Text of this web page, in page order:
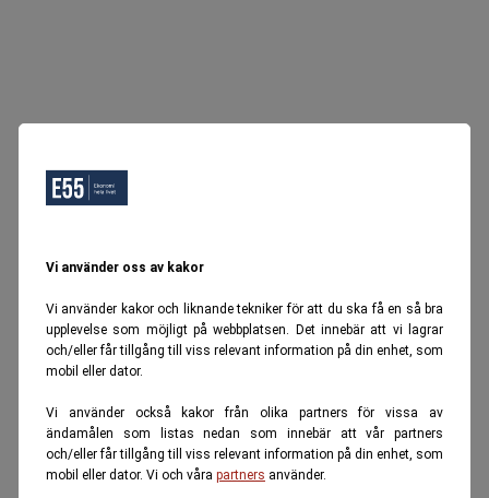
Vi använder oss av kakor
Vi använder kakor och liknande tekniker för att du ska få en så bra
upplevelse som möjligt på webbplatsen. Det innebär att vi lagrar
och/eller får tillgång till viss relevant information på din enhet, som
mobil eller dator.
Vi använder också kakor från olika partners för vissa av
ändamålen som listas nedan som innebär att vår partners
och/eller får tillgång till viss relevant information på din enhet, som
mobil eller dator. Vi och våra partners använder.